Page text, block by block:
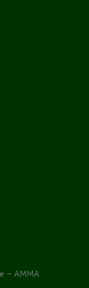
– AMMA